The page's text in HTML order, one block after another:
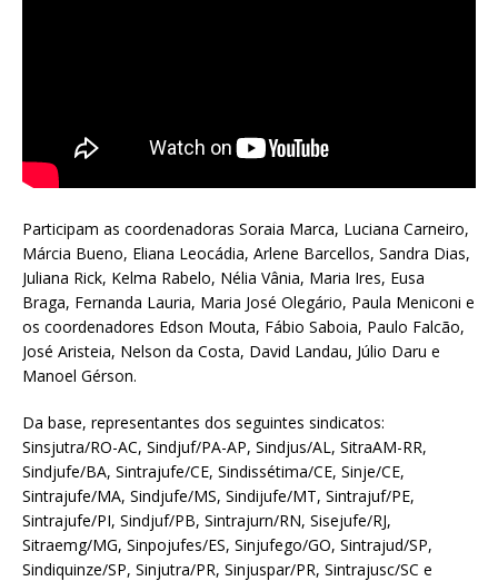
Participam as coordenadoras Soraia Marca, Luciana Carneiro,
Márcia Bueno, Eliana Leocádia, Arlene Barcellos, Sandra Dias,
Juliana Rick, Kelma Rabelo, Nélia Vânia, Maria Ires, Eusa
Braga, Fernanda Lauria, Maria José Olegário, Paula Meniconi e
os coordenadores Edson Mouta, Fábio Saboia, Paulo Falcão,
José Aristeia, Nelson da Costa, David Landau, Júlio Daru e
Manoel Gérson.
Da base, representantes dos seguintes sindicatos:
Sinsjutra/RO-AC, Sindjuf/PA-AP, Sindjus/AL, SitraAM-RR,
Sindjufe/BA, Sintrajufe/CE, Sindissétima/CE, Sinje/CE,
Sintrajufe/MA, Sindjufe/MS, Sindijufe/MT, Sintrajuf/PE,
Sintrajufe/PI, Sindjuf/PB, Sintrajurn/RN, Sisejufe/RJ,
Sitraemg/MG, Sinpojufes/ES, Sinjufego/GO, Sintrajud/SP,
Sindiquinze/SP, Sinjutra/PR, Sinjuspar/PR, Sintrajusc/SC e